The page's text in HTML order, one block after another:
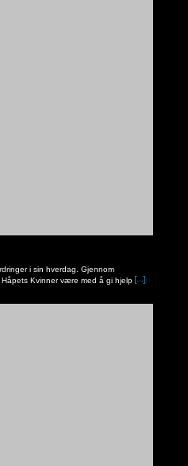
i sin hverdag. Gjennom
Kvinner være med å gi hjelp